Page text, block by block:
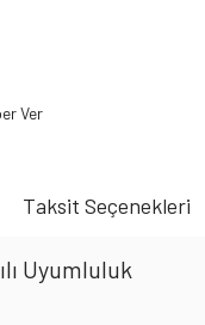
Ver
Taksit Seçenekleri
Uyumluluk